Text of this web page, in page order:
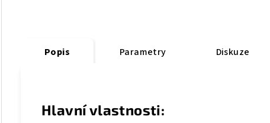
Popis Parametry Diskuze
Hlavní vlastnosti: